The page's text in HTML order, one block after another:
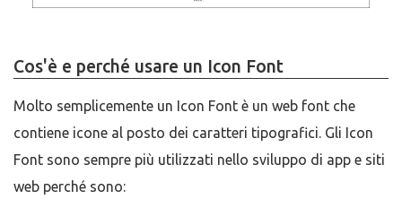
Cos'è e perché usare un Icon Font
Molto semplicemente un Icon Font è un web font che
contiene icone al posto dei caratteri tipografici. Gli Icon
Font sono sempre più utilizzati nello sviluppo di app e siti
web perché sono: